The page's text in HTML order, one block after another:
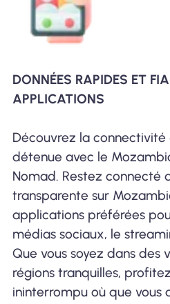
DONNÉES RAPIDES ET
APPLICATIONS
Découvrez la
détenue avec le
Nomad. Restez connecté
transparente sur
applications préférées
médias sociaux, le
Que vous soyez dans des
régions tranquilles,
ininterrompu où que vous